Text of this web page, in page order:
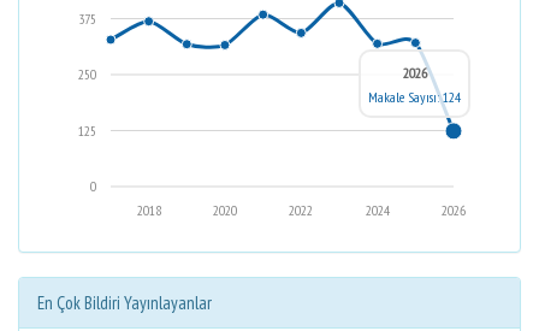
0
125
250
375
2026
2024
2022
2020
2018
2026
Makale Sayısı: 124
En Çok Bildiri Yayınlayanlar